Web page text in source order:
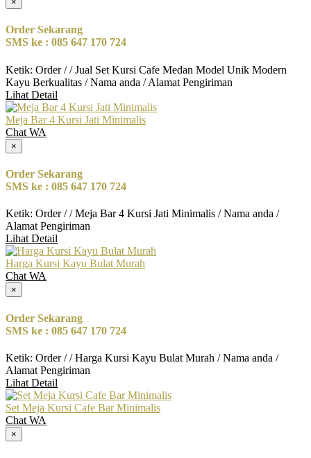
Order Sekarang
SMS ke : 085 647 170 724
Ketik: Order / / Jual Set Kursi Cafe Medan Model Unik Modern
Kayu Berkualitas / Nama anda / Alamat Pengiriman
Lihat Detail
Meja Bar 4 Kursi Jati Minimalis
Chat WA
×
Order Sekarang
SMS ke : 085 647 170 724
Ketik: Order / / Meja Bar 4 Kursi Jati Minimalis / Nama anda /
Alamat Pengiriman
Lihat Detail
Harga Kursi Kayu Bulat Murah
Chat WA
×
Order Sekarang
SMS ke : 085 647 170 724
Ketik: Order / / Harga Kursi Kayu Bulat Murah / Nama anda /
Alamat Pengiriman
Lihat Detail
Set Meja Kursi Cafe Bar Minimalis
Chat WA
×